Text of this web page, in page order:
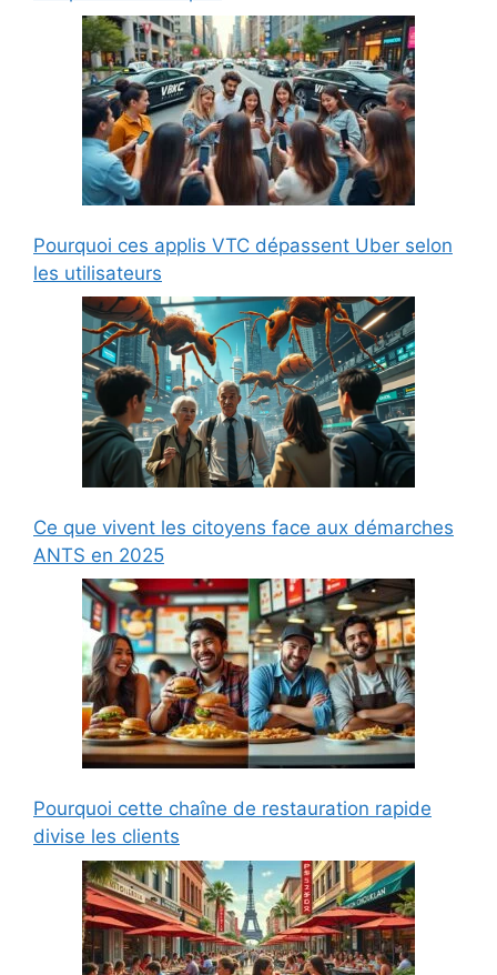
Pourquoi ces applis VTC dépassent Uber selon
les utilisateurs
Ce que vivent les citoyens face aux démarches
ANTS en 2025
Pourquoi cette chaîne de restauration rapide
divise les clients